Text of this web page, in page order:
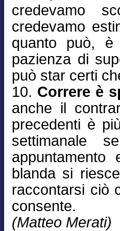
credevamo
credevamo
quanto può,
pazienza di
può star certi
10. Correre è
anche il
precedenti è
settimanale
blanda si
raccontarsi ciò
consente.
(Matteo Merati)